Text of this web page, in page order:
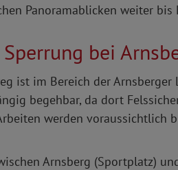
Panoramablicken weiter bis
bei
ist im Bereich der
begehbar, da dort
werden voraussichtlich
Arnsberg (Sportplatz)